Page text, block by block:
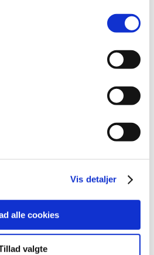
Vis detaljer
alle cookies
valgte
Defibrillator (ICD); Viva™
FA887
2090 CareLinkTM Programmer +
m.fl(pdf - 0,12 MB)